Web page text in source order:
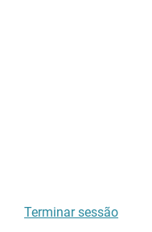
Terminar sessão